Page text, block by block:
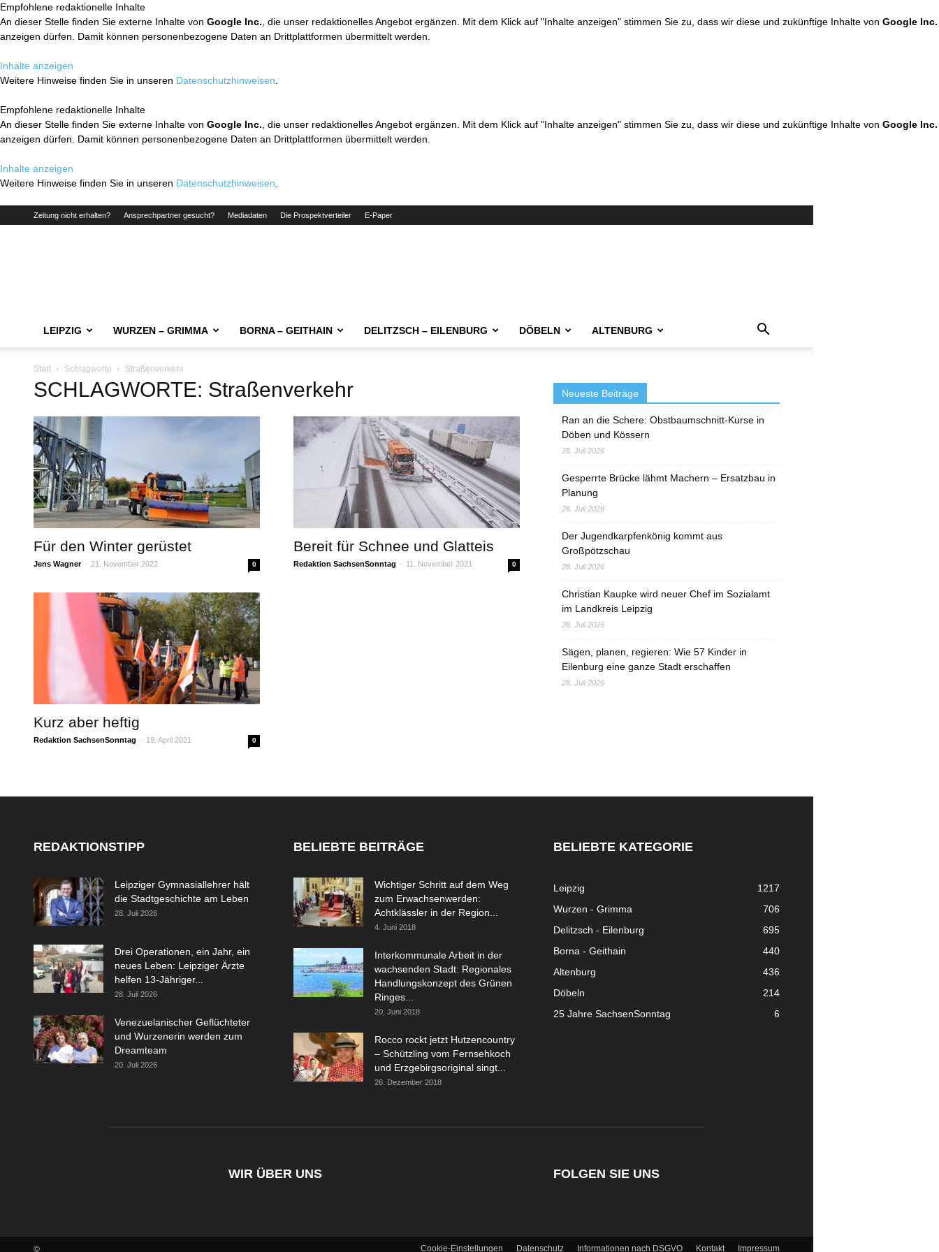
Empfohlene redaktionelle Inhalte
An dieser Stelle finden Sie externe Inhalte von Google Inc. , die unser redaktionelles Angebot ergänzen. Mit dem Klick auf "Inhalte anzeigen" stimmen Sie zu, dass wir diese und zukünftige Inhalte von Google Inc.
anzeigen dürfen. Damit können personenbezogene Daten an Drittplattformen übermittelt werden.
Inhalte anzeigen
Weitere Hinweise finden Sie in unseren Datenschutzhinweisen
Empfohlene redaktionelle Inhalte
An dieser Stelle finden Sie externe Inhalte von Google Inc. , die unser redaktionelles Angebot ergänzen. Mit dem Klick auf "Inhalte anzeigen" stimmen Sie zu, dass wir diese und zukünftige Inhalte von Google Inc.
anzeigen dürfen. Damit können personenbezogene Daten an Drittplattformen übermittelt werden.
Inhalte anzeigen
Weitere Hinweise finden Sie in unseren Datenschutzhinweisen
Zeitung nicht erhalten? Ansprechpartner gesucht? Mediadaten Die Prospektverteiler E-Paper
LEIPZIG WURZEN – GRIMMA BORNA – GEITHAIN DELITZSCH – EILENBURG DÖBELN ALTENBURG
Start Schlagworte Straßenverkehr
SCHLAGWORTE: Straßenverkehr
Für den Winter gerüstet
Jens Wagner - 21. November 2022 0
Bereit für Schnee und Glatteis
Redaktion SachsenSonntag - 11. November 2021 0
Kurz aber heftig
Redaktion SachsenSonntag - 19. April 2021 0
Neueste Beiträge
Ran an die Schere: Obstbaumschnitt-Kurse in
Döben und Kössern
28. Juli 2026
Gesperrte Brücke lähmt Machern – Ersatzbau in
Planung
28. Juli 2026
Der Jugendkarpfenkönig kommt aus
Großpötzschau
28. Juli 2026
Christian Kaupke wird neuer Chef im Sozialamt
im Landkreis Leipzig
28. Juli 2026
Sägen, planen, regieren: Wie 57 Kinder in
Eilenburg eine ganze Stadt erschaffen
28. Juli 2026
REDAKTIONSTIPP
Leipziger Gymnasiallehrer hält
die Stadtgeschichte am Leben
28. Juli 2026
Drei Operationen, ein Jahr, ein
neues Leben: Leipziger Ärzte
helfen 13-Jähriger...
28. Juli 2026
Venezuelanischer Geflüchteter
und Wurzenerin werden zum
Dreamteam
20. Juli 2026
BELIEBTE BEITRÄGE
Wichtiger Schritt auf dem Weg
zum Erwachsenwerden:
Achtklässler in der Region...
4. Juni 2018
Interkommunale Arbeit in der
wachsenden Stadt: Regionales
Handlungskonzept des Grünen
Ringes...
20. Juni 2018
Rocco rockt jetzt Hutzencountry
– Schützling vom Fernsehkoch
und Erzgebirgsoriginal singt...
26. Dezember 2018
BELIEBTE KATEGORIE
Leipzig
1217
Wurzen - Grimma
706
Delitzsch - Eilenburg
695
Borna - Geithain
440
Altenburg
436
Döbeln
214
25 Jahre SachsenSonntag
6
WIR ÜBER UNS FOLGEN SIE UNS
Cookie-Einstellungen Datenschutz Informationen nach DSGVO Kontakt Impressum
©